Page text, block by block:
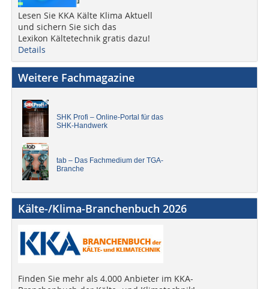
Lesen Sie KKA Kälte Klima Aktuell
und sichern Sie sich das
Lexikon Kältetechnik gratis dazu!
Details
Weitere Fachmagazine
SHK Profi – Online-Portal für das
SHK-Handwerk
tab – Das Fachmedium der TGA-
Branche
Kälte-/Klima-Branchenbuch 2026
Finden Sie mehr als 4.000 Anbieter im KKA-